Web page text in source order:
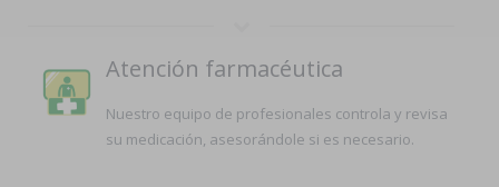
Atención farmacéutica
Nuestro equipo de profesionales controla y revisa
su medicación, asesorándole si es necesario.